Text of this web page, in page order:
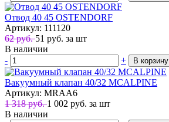
Отвод 40 45 OSTENDORF
Артикул: 111120
62 руб.51 руб. за шт
В наличии
-
+ В корзину
Вакуумный клапан 40/32 MCALPINE
Артикул: MRAA6
1 318 руб.1 002 руб. за шт
В наличии